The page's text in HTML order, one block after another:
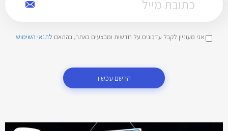
אני מעוניין לקבל עדכונים על חדשות ומבצעים באתר, בהתאם לתנאי השימוש
הרשם עכשיו